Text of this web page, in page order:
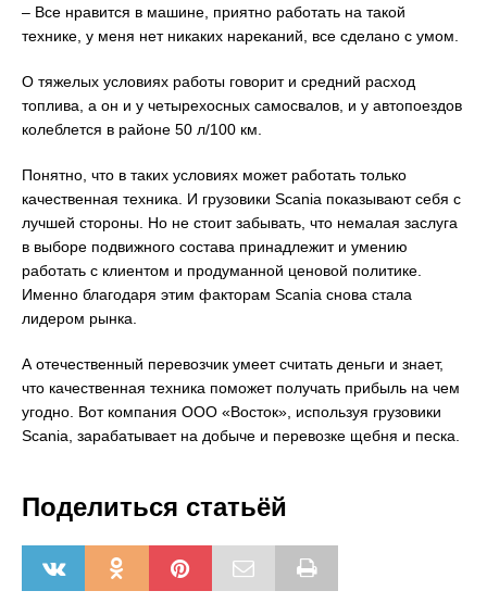
– Все нравится в машине, приятно работать на такой
технике, у меня нет никаких нареканий, все сделано с умом.
О тяжелых условиях работы говорит и средний расход
топлива, а он и у четырехосных самосвалов, и у автопоездов
колеблется в районе 50 л/100 км.
Понятно, что в таких условиях может работать только
качественная техника. И грузовики Scania показывают себя с
лучшей стороны. Но не стоит забывать, что немалая заслуга
в выборе подвижного состава принадлежит и умению
работать с клиентом и продуманной ценовой политике.
Именно благодаря этим факторам Scania снова стала
лидером рынка.
А отечественный перевозчик умеет считать деньги и знает,
что качественная техника поможет получать прибыль на чем
угодно. Вот компания ООО «Восток», используя грузовики
Scania, зарабатывает на добыче и перевозке щебня и песка.
Поделиться статьёй